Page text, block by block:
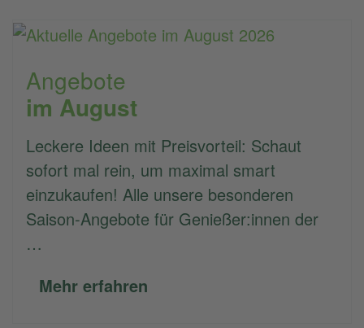
Angebote
im August
Leckere Ideen mit Preisvorteil: Schaut
sofort mal rein, um maximal smart
einzukaufen! Alle unsere besonderen
Saison-Angebote für Genießer:innen der
…
Mehr erfahren